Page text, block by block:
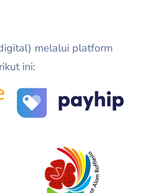
melalui platform
ini: